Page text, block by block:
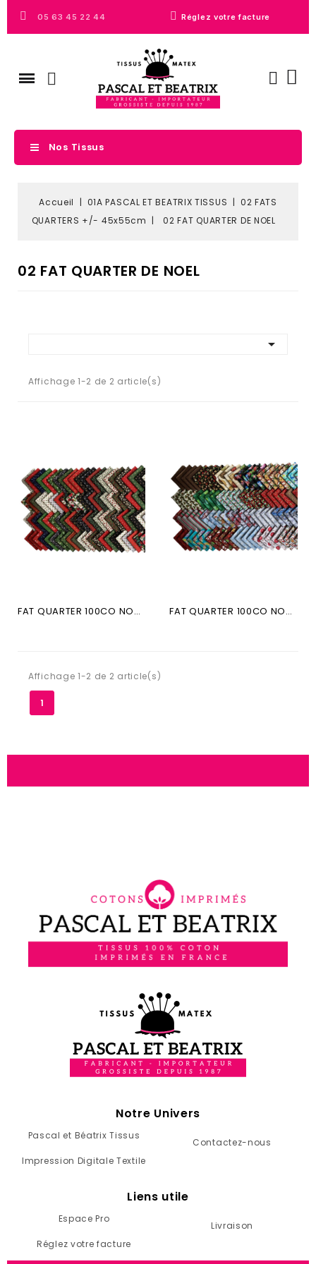
05 63 45 22 44 Réglez votre facture
Nos Tissus
Accueil 01A PASCAL ET BEATRIX TISSUS
02 FATS
QUARTERS +/- 45x55cm
02 FAT QUARTER DE NOEL
02 FAT QUARTER DE NOEL

Affichage 1-2 de 2 article(s)
FAT QUARTER 100CO NOEL 12K... FAT QUARTER 100CO NOEL 11K...
Affichage 1-2 de 2 article(s)
1
Notre Univers
Pascal et Béatrix Tissus
Impression Digitale Textile
Contactez-nous
Liens utile
Espace Pro
Réglez votre facture
Livraison